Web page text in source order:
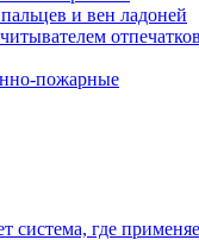
и вен ладоней
пожарные
где